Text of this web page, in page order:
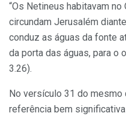
“Os Netineus habitavam
circundam Jerusalém
conduz as águas da fonte
da porta das águas, para o
3.26).
No versículo 31 do mesmo
referência bem